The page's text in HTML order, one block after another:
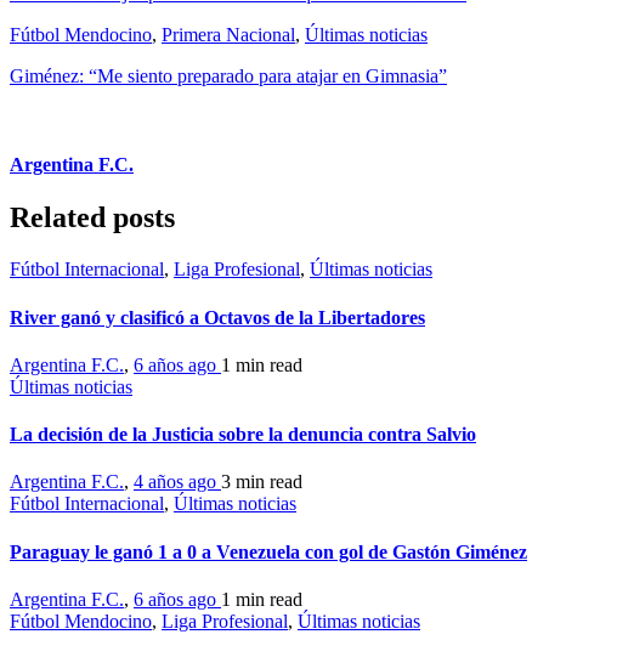
Fútbol Mendocino, Primera Nacional, Últimas noticias
Giménez: “Me siento preparado para atajar en Gimnasia”
Argentina F.C.
Related posts
Fútbol Internacional, Liga Profesional, Últimas noticias
River ganó y clasificó a Octavos de la Libertadores
Argentina F.C., 6 años ago 1 min read
Últimas noticias
La decisión de la Justicia sobre la denuncia contra Salvio
Argentina F.C., 4 años ago 3 min read
Fútbol Internacional, Últimas noticias
Paraguay le ganó 1 a 0 a Venezuela con gol de Gastón Giménez
Argentina F.C., 6 años ago 1 min read
Fútbol Mendocino, Liga Profesional, Últimas noticias